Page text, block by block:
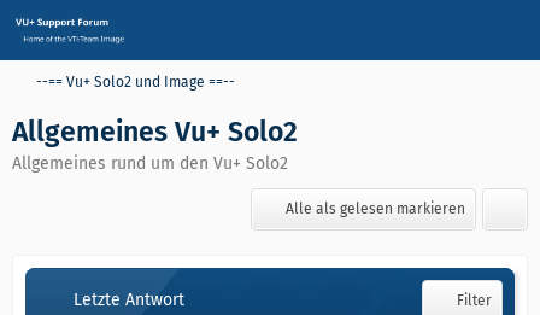
--== Vu+ Solo2 und Image ==--
Allgemeines Vu+ Solo2
Allgemeines rund um den Vu+ Solo2
Alle als gelesen markieren
Letzte Antwort Filter